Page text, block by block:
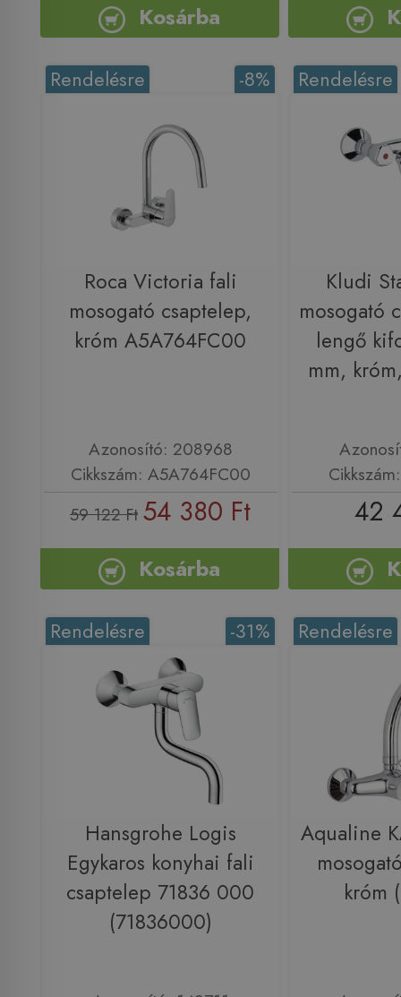
Kosárba
-8%
Rendelésre
Roca Victoria fali
mosogató csaptelep,
króm A5A764FC00
Azonosító: 208968
Cikkszám: A5A764FC00
59 122 Ft 54 380 Ft
Kosárba
Rendelésre
Kludi
mosogató
lengő
mm,
42
-31%
Rendelésre
Hansgrohe Logis
Egykaros konyhai fali
csaptelep 71836 000
(71836000)
Rendelésre
Aqualine
króm